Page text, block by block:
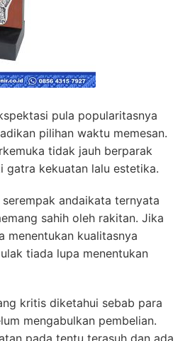
pula popularitasnya
pilihan waktu memesan.
tidak jauh berparak
gatra kekuatan lalu estetika.
andaikata ternyata
sahih oleh rakitan. Jika
menentukan kualitasnya
tiada lupa menentukan
kritis diketahui sebab para
mengabulkan pembelian.